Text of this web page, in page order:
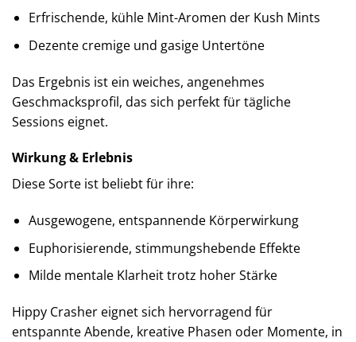
Erfrischende, kühle Mint-Aromen der Kush Mints
Dezente cremige und gasige Untertöne
Das Ergebnis ist ein weiches, angenehmes
Geschmacksprofil, das sich perfekt für tägliche
Sessions eignet.
Wirkung & Erlebnis
Diese Sorte ist beliebt für ihre:
Ausgewogene, entspannende Körperwirkung
Euphorisierende, stimmungshebende Effekte
Milde mentale Klarheit trotz hoher Stärke
Hippy Crasher eignet sich hervorragend für
entspannte Abende, kreative Phasen oder Momente, in